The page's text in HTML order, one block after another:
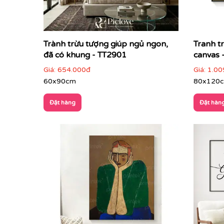
Trành trừu tượng giúp ngủ ngon,
đã có khung - TT2901
Giá: 654.000đ
60x90cm
Đặt hàng
Tranh
canvas
Giá:
Đặt